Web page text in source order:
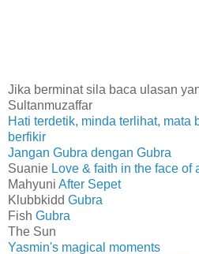
Jika berminat sila baca ulasan
Sultanmuzaffar
Hati terdetik, minda terlihat, mata
berfikir
Jangan Gubra dengan Gubra
Suanie Love & faith in the face of
Mahyuni After Sepet
Klubbkidd Gubra
Fish Gubra
The Sun
Yasmin's magical moments